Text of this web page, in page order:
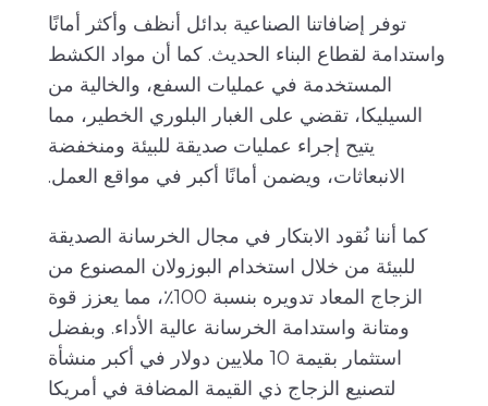
توفر إضافاتنا الصناعية بدائل أنظف وأكثر أمانًا
واستدامة لقطاع البناء الحديث. كما أن مواد الكشط
المستخدمة في عمليات السفع، والخالية من
السيليكا، تقضي على الغبار البلوري الخطير، مما
يتيح إجراء عمليات صديقة للبيئة ومنخفضة
الانبعاثات، ويضمن أمانًا أكبر في مواقع العمل.
كما أننا نُقود الابتكار في مجال الخرسانة الصديقة
للبيئة من خلال استخدام البوزولان المصنوع من
الزجاج المعاد تدويره بنسبة 100٪، مما يعزز قوة
ومتانة واستدامة الخرسانة عالية الأداء. وبفضل
استثمار بقيمة 10 ملايين دولار في أكبر منشأة
لتصنيع الزجاج ذي القيمة المضافة في أمريكا